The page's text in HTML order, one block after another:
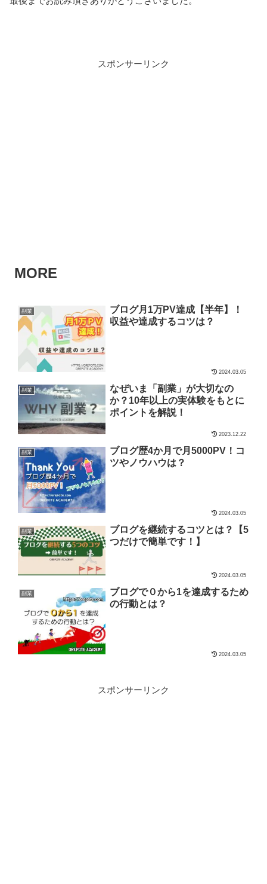
スポンサーリンク
MORE
副業
ブログ月1万PV達成【半年】！
収益や達成するコツは？
2024.03.05
副業
なぜいま「副業」が大切なの
か？10年以上の実体験をもとに
ポイントを解説！
2023.12.22
副業
ブログ歴4か月で月5000PV！コ
ツやノウハウは？
2024.03.05
副業
ブログを継続するコツとは？【5
つだけで簡単です！】
2024.03.05
副業
ブログで０から1を達成するため
の行動とは？
2024.03.05
スポンサーリンク